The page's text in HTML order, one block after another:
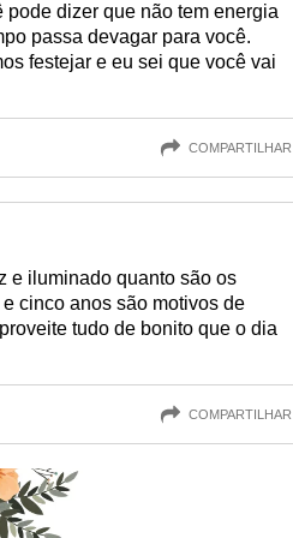
dizer que não tem energia
passa devagar para você.
festejar e eu sei que você vai
COMPARTILHAR
e iluminado quanto são os
cinco anos são motivos de
tudo de bonito que o dia
COMPARTILHAR